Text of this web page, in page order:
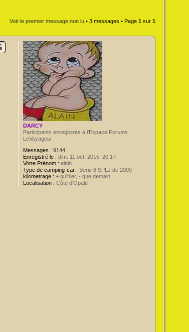
Voir le premier message non lu• 3 messages • Page 1sur 1
DARCY
Participants enregistrés à l'Espace Forums
LeVoyageur
Messages : 9144
Enregistré le : dim. 11 oct. 2015, 20:17
Votre Prénom : alain
Type de camping-car : Serie 8 SPLJ de 2009
kilometrage : + qu'hier, - que demain
Localisation : Côte d'Opale